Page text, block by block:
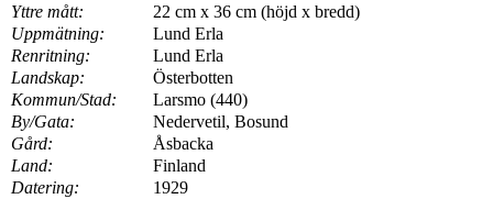
Yttre mått:
22 cm x 36 cm (höjd x bredd)
Uppmätning:
Lund Erla
Renritning:
Lund Erla
Landskap:
Österbotten
Kommun/Stad:
Larsmo (440)
By/Gata:
Nedervetil, Bosund
Gård:
Åsbacka
Land:
Finland
Datering:
1929